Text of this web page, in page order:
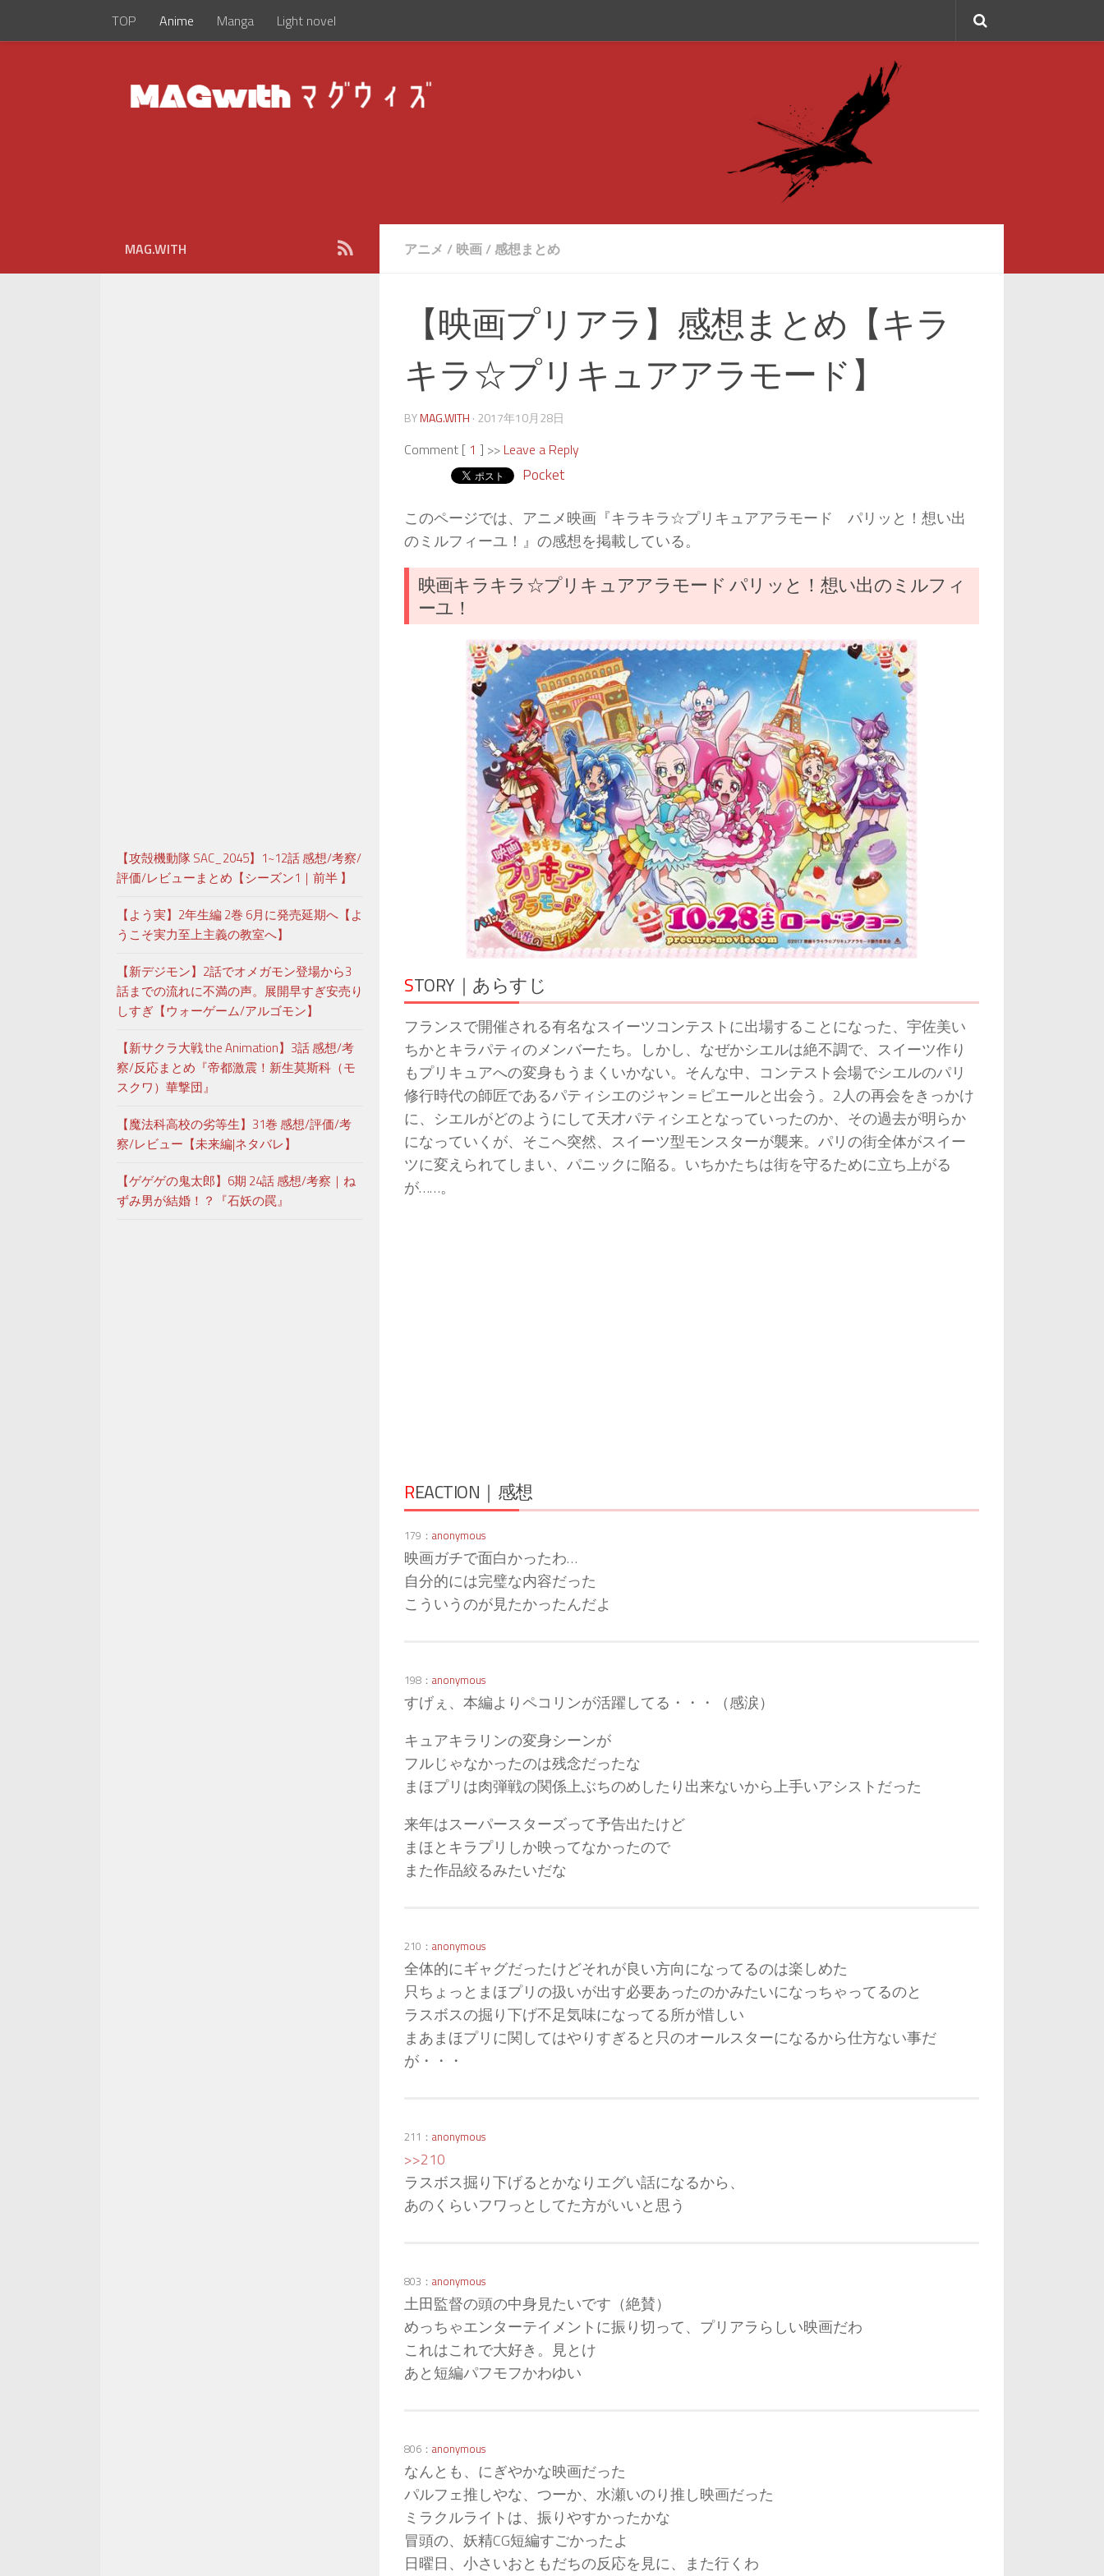
TOP Anime Manga Light novel
アニメ / 映画/感想まとめ
【映画プリアラ】感想まとめ【キラ
キラ☆プリキュアアラモード】
BYMAG.WITH · 2017年10月28日
Comment [ 1 ] >> Leave a Reply
Pocket
このページでは、アニメ映画『キラキラ☆プリキュアアラモード パリッと！想い出
のミルフィーユ！』の感想を掲載している。
映画キラキラ☆プリキュアアラモード パリッと！想い出のミルフィ
ーユ！
STORY｜あらすじ
フランスで開催される有名なスイーツコンテストに出場することになった、宇佐美い
ちかとキラパティのメンバーたち。しかし、なぜかシエルは絶不調で、スイーツ作り
もプリキュアへの変身もうまくいかない。そんな中、コンテスト会場でシエルのパリ
修行時代の師匠であるパティシエのジャン＝ピエールと出会う。2人の再会をきっかけ
に、シエルがどのようにして天才パティシエとなっていったのか、その過去が明らか
になっていくが、そこへ突然、スイーツ型モンスターが襲来。パリの街全体がスイー
ツに変えられてしまい、パニックに陥る。いちかたちは街を守るために立ち上がる
が……。
REACTION｜感想
179： anonymous
映画ガチで面白かったわ…
自分的には完璧な内容だった
こういうのが見たかったんだよ
198： anonymous
すげぇ、本編よりペコリンが活躍してる・・・（感涙）
キュアキラリンの変身シーンが
フルじゃなかったのは残念だったな
まほプリは肉弾戦の関係上ぶちのめしたり出来ないから上手いアシストだった
来年はスーパースターズって予告出たけど
まほとキラプリしか映ってなかったので
また作品絞るみたいだな
210： anonymous
全体的にギャグだったけどそれが良い方向になってるのは楽しめた
只ちょっとまほプリの扱いが出す必要あったのかみたいになっちゃってるのと
ラスボスの掘り下げ不足気味になってる所が惜しい
まあまほプリに関してはやりすぎると只のオールスターになるから仕方ない事だ
が・・・
211： anonymous
>>210
ラスボス掘り下げるとかなりエグい話になるから、
あのくらいフワっとしてた方がいいと思う
803： anonymous
土田監督の頭の中身見たいです（絶賛）
めっちゃエンターテイメントに振り切って、プリアラらしい映画だわ
これはこれで大好き。見とけ
あと短編パフモフかわゆい
806： anonymous
なんとも、にぎやかな映画だった
パルフェ推しやな、つーか、水瀬いのり推し映画だった
ミラクルライトは、振りやすかったかな
冒頭の、妖精CG短編すごかったよ
日曜日、小さいおともだちの反応を見に、また行くわ
MAG.WITH
【攻殻機動隊 SAC_2045】1~12話 感想/考察/
評価/レビューまとめ【シーズン1｜前半 】
【よう実】2年生編 2巻 6月に発売延期へ【よ
うこそ実力至上主義の教室へ】
【新デジモン】2話でオメガモン登場から3
話までの流れに不満の声。展開早すぎ安売り
しすぎ【ウォーゲーム/アルゴモン】
【新サクラ大戦 the Animation】3話 感想/考
察/反応まとめ『帝都激震！新生莫斯科（モ
スクワ）華撃団』
【魔法科高校の劣等生】31巻 感想/評価/考
察/レビュー【未来編|ネタバレ】
【ゲゲゲの鬼太郎】6期 24話 感想/考察｜ね
ずみ男が結婚！？『石妖の罠』